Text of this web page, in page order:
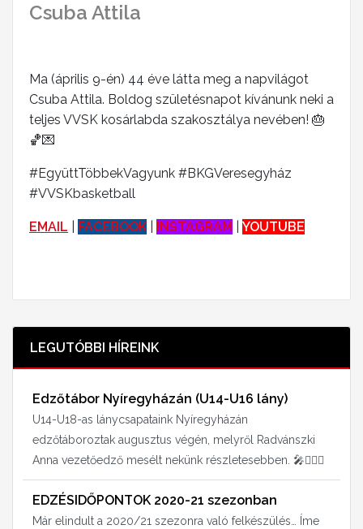
Csuba Attila
Ma (április 9-én) 44 éve látta meg a napvilágot
Csuba Attila. Boldog születésnapot kívánunk neki a
teljes VVSK kosárlabda szakosztálya nevében! 🎂
🏀💌
#EgyüttTöbbekVagyunk #BKGVeresegyház
#VVSKbasketball
EMAIL FACEBOOK INSTAGRAM YOUTUBE
LEGUTÓBBI HÍREINK
Edzőtábor Nyíregyházán (U14-U16 lány)
U14-U18-as lánycsapataink Nyíregyházán
edzőtáboroztak augusztus végén, melyről Radvánszki
Anna vezetőedző mesélt nekünk részletesebben. 🎤⛹🏻‍♀️
EDZÉSIDŐPONTOK 2020-21 szezonban
Már elindult a 2020/21 szezonra való felkészülés… Íme